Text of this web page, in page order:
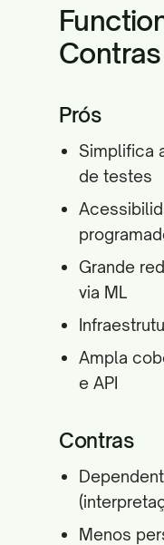
Contras
Prós
Simplifica
de testes
Grande
via ML
Ampla
e API
Contras
Menos